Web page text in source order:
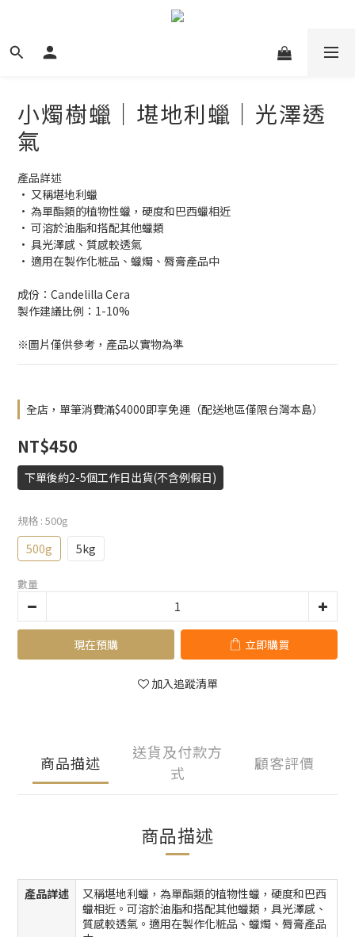
小燭樹蠟｜堪地利蠟｜光澤透
氣
產品詳述
• 又稱堪地利蠟
• 為單酯類的植物性蠟，硬度和巴西蠟相近
• 可溶於油脂和搭配其他蠟類
• 具光澤感、質感較透氣
• 適用在製作化粧品、蠟燭、脣膏產品中
成份：Candelilla Cera
製作建議比例：1-10%
※圖片僅供參考，產品以實物為準
全店，單筆消費滿$4000即享免運（配送地區僅限台灣本島）
NT$450
下單後約2-5個工作日出貨(不含例假日)
規格 : 500g
500g 5kg
數量
現在預購 立即購買
加入追蹤清單
商品描述
送貨及付款方
式
顧客評價
商品描述
產品詳述
又稱堪地利蠟，為單酯類的植物性蠟，硬度和巴西
蠟相近。可溶於油脂和搭配其他蠟類，具光澤感、
質感較透氣。適用在製作化粧品、蠟燭、脣膏產品